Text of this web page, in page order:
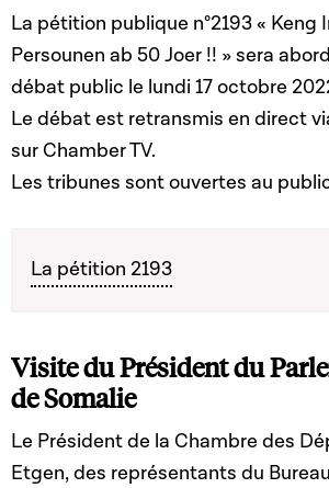
La pétition publique n°2193 «
Persounen ab 50 Joer !! » sera
débat public le lundi 17 octobre
Le débat est retransmis en direct
sur Chamber TV.
Les tribunes sont ouvertes au
La pétition 2193
Visite du Président du
de Somalie
Le Président de la Chambre des
Etgen, des représentants du